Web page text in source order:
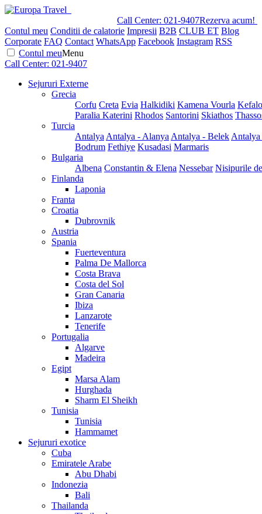
Call Center: 021-9407Rezerva acum!
Contul meu Conditii de calatorie Impresii B2B CLUB ET Blog
Corporate FAQ Contact WhatsApp Facebook Instagram RSS
Contul meuMenu
Call Center: 021-9407
Sejururi Externe
Grecia
Corfu Creta Evia Halkidiki Kamena Vourla
Paralia Katerini Rhodos Santorini Skiathos
Turcia
Antalya Antalya - Alanya Antalya - Belek
Bodrum Fethiye Kusadasi Marmaris
Bulgaria
Albena Constantin & Elena Nessebar Nisipurile
Finlanda
Laponia
Franta
Croatia
Dubrovnik
Austria
Spania
Fuerteventura
Palma De Mallorca
Costa Brava
Costa del Sol
Gran Canaria
Ibiza
Lanzarote
Tenerife
Portugalia
Algarve
Madeira
Egipt
Marsa Alam
Hurghada
Sharm El Sheikh
Tunisia
Tunisia
Hammamet
Sejururi exotice
Cuba
Emiratele Arabe
Abu Dhabi
Indonezia
Bali
Thailanda